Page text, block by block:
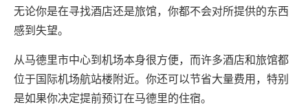
无论你是在寻找酒店还是旅馆，你都不会对所提供的东西
感到失望。
从马德里市中心到机场本身很方便，而许多酒店和旅馆都
位于国际机场航站楼附近。你还可以节省大量费用，特别
是如果你决定提前预订在马德里的住宿。